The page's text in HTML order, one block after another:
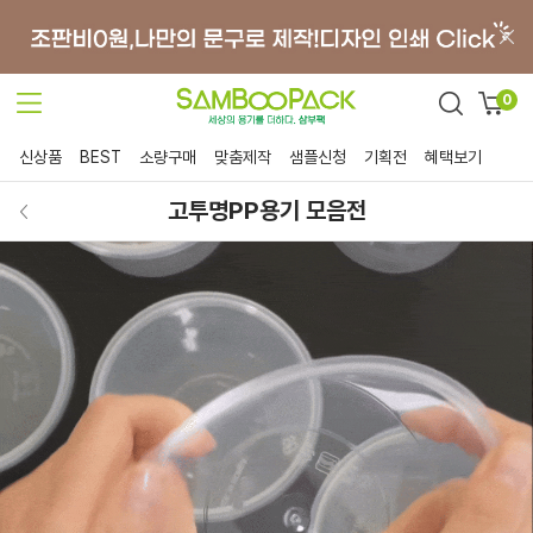
0
신상품 BEST 소량구매 맞춤제작 샘플신청 기획전 혜택보기
고투명PP용기 모음전